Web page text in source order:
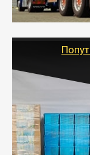
- Тайгер
Газель (1,5
от